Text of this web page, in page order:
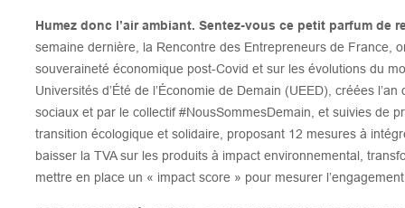
Humez donc l’air ambiant. Sentez-vous ce petit parfum de
semaine dernière, la Rencontre des Entrepreneurs de France,
souveraineté économique post-Covid et sur les évolutions du
Universités d’Été de l’Économie de Demain (UEED), créées
sociaux et par le collectif #NousSommesDemain, et suivies de
transition écologique et solidaire, proposant 12 mesures à
baisser la TVA sur les produits à impact environnemental,
mettre en place un « impact score » pour mesurer